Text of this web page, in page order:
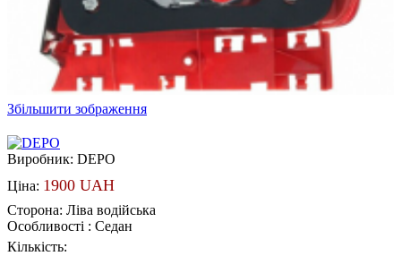
Збільшити зображення
Виробник: DEPO
Ціна: 1900 UAH
Сторона: Ліва водійська
Особливості : Седан
Кількість: